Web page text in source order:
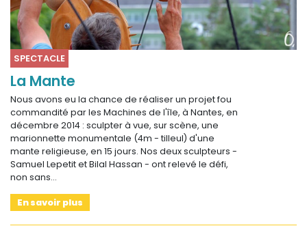
SPECTACLE
La Mante
Nous avons eu la chance de réaliser un projet fou
commandité par les Machines de l'île, à Nantes, en
décembre 2014 : sculpter à vue, sur scène, une
marionnette monumentale (4m - tilleul) d'une
mante religieuse, en 15 jours. Nos deux sculpteurs -
Samuel Lepetit et Bilal Hassan - ont relevé le défi,
non sans…
En savoir plus